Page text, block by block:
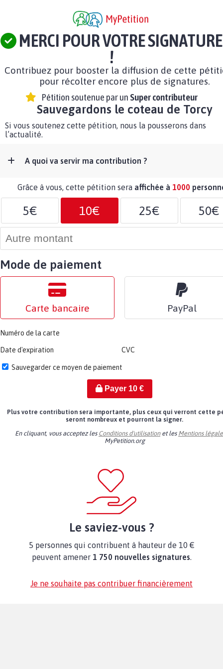
MERCI POUR VOTRE SIGNATURE
!
Contribuez pour booster la diffusion de cette
pour récolter encore plus de signatures.
Pétition soutenue par un Super contributeur
Sauvegardons le coteau de Torcy
Si vous soutenez cette pétition, nous la pousserons dans
l’actualité.
A quoi va servir ma contribution ?
Grâce à vous, cette pétition sera affichée à 1000
5€ 10€ 25€ 50€
Mode de paiement
Carte bancaire PayPal
Numéro de la carte
Date d'expiration CVC
Sauvegarder ce moyen de paiement
Payer 10€
Plus votre contribution sera importante, plus ceux qui verront cette
seront nombreux et pourront la signer.
En cliquant, vous acceptez les Conditions d'utilisationet les Mentions
MyPetition.org
Le saviez-vous ?
5 personnes qui contribuent à hauteur de 10 €
peuvent amener 1 750 nouvelles signatures.
Je ne souhaite pas contribuer financièrement